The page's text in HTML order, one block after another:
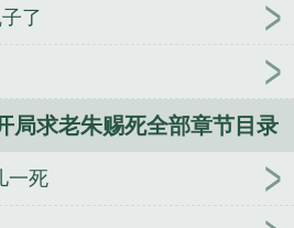
了
局求老朱赐死全部章节目录
一死